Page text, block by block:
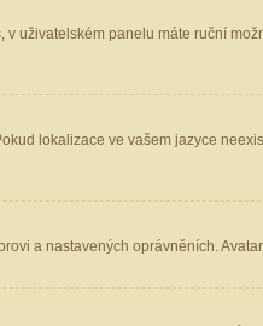
uživatelském panelu máte ruční
lokalizace ve vašem jazyce
a nastavených oprávněních.